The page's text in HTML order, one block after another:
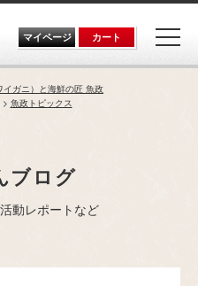
マイページ カート
ガニ）と海鮮の匠 魚政
魚政トピックス
ブログ
動レポートなど